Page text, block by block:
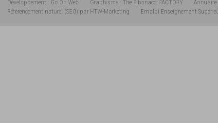
Développement : Go On Web Graphisme : The Fibonacci FACTORY
Annuaire
Référencement naturel (SEO) par HTW-Marketing
Emploi Enseignement